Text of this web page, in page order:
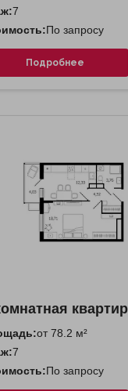
7
По запросу
Подробнее
от 78.2 м²
7
По запросу